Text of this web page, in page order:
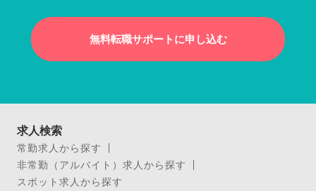
無料転職サポートに申し込む
求人検索
常勤求人から探す
非常勤（アルバイト）求人から探す
スポット求人から探す